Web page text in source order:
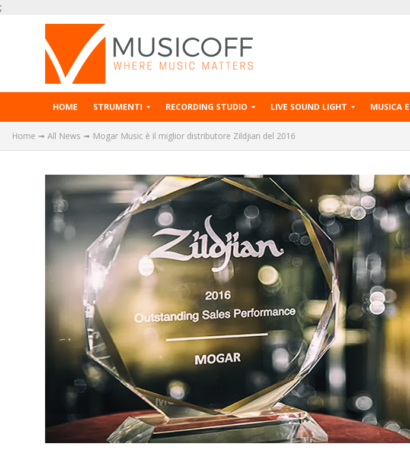
;
HOME STRUMENTI RECORDING STUDIO LIVE SOUND LIGHT MUSICA
Home ➟ All News ➟ Mogar Music è il miglior distributore Zildjian del 2016